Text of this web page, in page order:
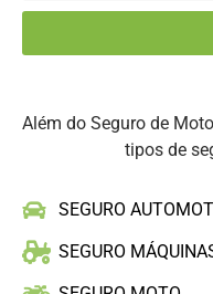
Além do Seguro de
tipos de
SEGURO
SEGURO